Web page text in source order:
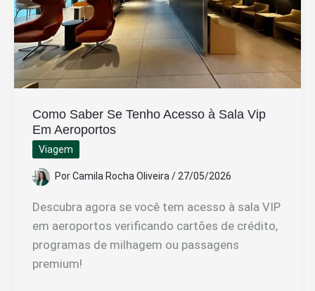
De
Experiência
Como Saber Se Tenho Acesso à Sala Vip
Em Aeroportos
Viagem
PorCamila Rocha Oliveira/27/05/2026
Descubra agora se você tem acesso à sala VIP
em aeroportos verificando cartões de crédito,
programas de milhagem ou passagens
premium!